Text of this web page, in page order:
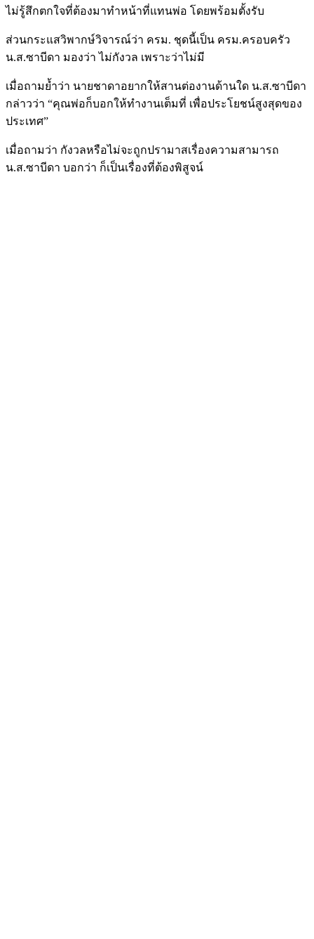
ไม่รู้สึกตกใจที่ต้องมาทำหน้าที่แทนพ่อ โดยพร้อมตั้งรับ
ส่วนกระแสวิพากษ์วิจารณ์ว่า ครม. ชุดนี้เป็น ครม.ครอบครัว
น.ส.ซาบีดา มองว่า ไม่กังวล เพราะว่าไม่มี
เมื่อถามย้ำว่า นายชาดาอยากให้สานต่องานด้านใด น.ส.ซาบีดา
กล่าวว่า “คุณพ่อก็บอกให้ทำงานเต็มที่ เพื่อประโยชน์สูงสุดของ
ประเทศ”
เมื่อถามว่า กังวลหรือไม่จะถูกปรามาสเรื่องความสามารถ
น.ส.ซาบีดา บอกว่า ก็เป็นเรื่องที่ต้องพิสูจน์